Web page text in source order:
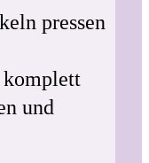
pressen
komplett
und